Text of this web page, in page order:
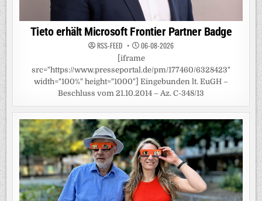
Tieto erhält Microsoft Frontier Partner Badge
RSS-FEED 06-08-2026
[iframe
src="https://www.presseportal.de/pm/177460/6328423"
width="100%" height="1000"] Eingebunden lt. EuGH –
Beschluss vom 21.10.2014 – Az. C-348/13